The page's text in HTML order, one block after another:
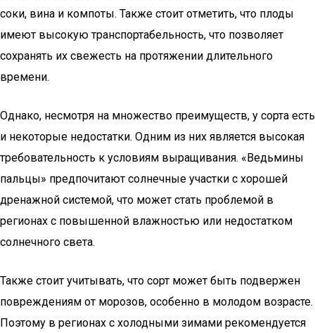
соки, вина и компоты. Также стоит отметить, что плоды
имеют высокую транспортабельность, что позволяет
сохранять их свежесть на протяжении длительного
времени.
Однако, несмотря на множество преимуществ, у сорта есть
и некоторые недостатки. Одним из них является высокая
требовательность к условиям выращивания. «Ведьмины
пальцы» предпочитают солнечные участки с хорошей
дренажной системой, что может стать проблемой в
регионах с повышенной влажностью или недостатком
солнечного света.
Также стоит учитывать, что сорт может быть подвержен
повреждениям от морозов, особенно в молодом возрасте.
Поэтому в регионах с холодными зимами рекомендуется